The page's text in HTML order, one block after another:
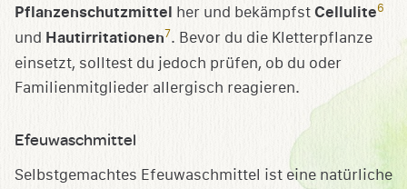
Pflanzenschutzmittel her und bekämpfst Cellulite6
und Hautirritationen7. Bevor du die Kletterpflanze
einsetzt, solltest du jedoch prüfen, ob du oder
Familienmitglieder allergisch reagieren.
Efeuwaschmittel
Selbstgemachtes Efeuwaschmittel ist eine natürliche